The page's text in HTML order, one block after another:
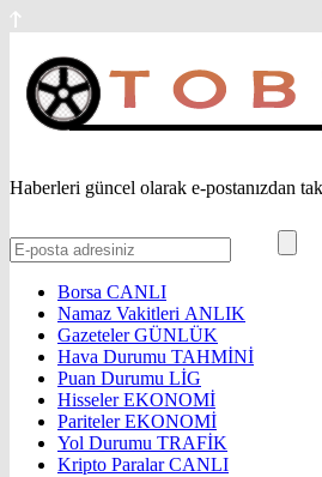
Haberleri güncel olarak e-postanızdan
Borsa CANLI
Namaz Vakitleri ANLIK
GazetelerGÜNLÜK
Hava Durumu TAHMİNİ
Puan Durumu LİG
HisselerEKONOMİ
ParitelerEKONOMİ
Yol Durumu TRAFİK
Kripto ParalarCANLI